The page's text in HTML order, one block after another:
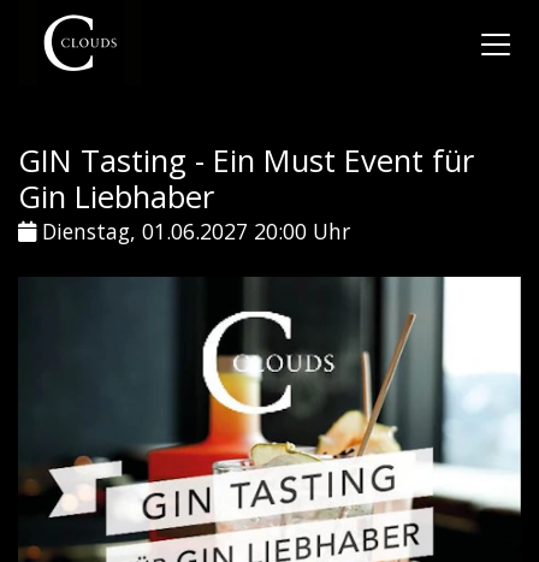
GIN Tasting - Ein Must Event für
Gin Liebhaber
Dienstag, 01.06.2027 20:00 Uhr